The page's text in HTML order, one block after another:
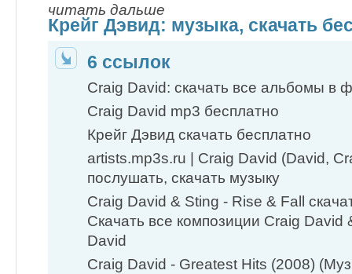
читать дальше
Крейг Дэвид: музыка, cкачать
6 ссылок
Craig David: скачать все альбомы в
Craig David mp3 бесплатно
Крейг Дэвид cкачать бесплатно
artists.mp3s.ru | Craig David (David,
послушать, скачать музыку
Craig David & Sting - Rise & Fall
Скачать все композиции Craig David
David
Craig David - Greatest Hits (2008)